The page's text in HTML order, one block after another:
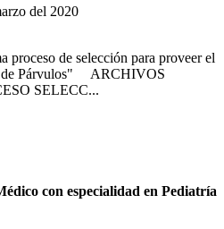
del 2020
proceso de selección para proveer el
de Párvulos" ARCHIVOS
SELECC...
con especialidad en Pediatría